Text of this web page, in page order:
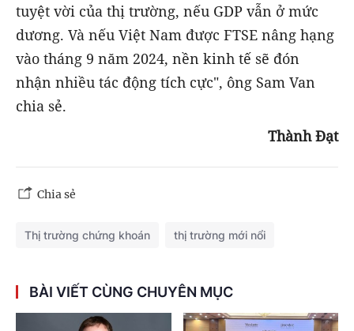
tuyệt vời của thị trường, nếu GDP vẫn ở mức
dương. Và nếu Việt Nam được FTSE nâng hạng
vào tháng 9 năm 2024, nền kinh tế sẽ đón
nhận nhiều tác động tích cực", ông Sam Van
chia sẻ.
Thành Đạt
Chia sẻ
Thị trường chứng khoán thị trường mới nổi
BÀI VIẾT CÙNG CHUYÊN MỤC